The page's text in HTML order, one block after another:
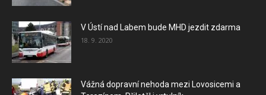
V Ústí nad Labem bude MHD jezdit zdarma
18. 9. 2020
Vážná dopravní nehoda mezi Lovosicemi a